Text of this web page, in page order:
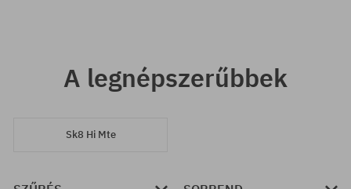
A legnépszerűbbek
Sk8 Hi Mte